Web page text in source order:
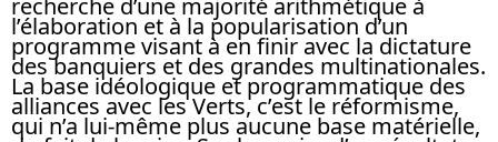
l’élaboration et à la popularisation d’un
programme visant à en finir avec la dictature
des banquiers et des grandes multinationales.
La base idéologique et programmatique des
alliances avec les Verts, c’est le réformisme,
qui n’a lui-même plus aucune base matérielle,